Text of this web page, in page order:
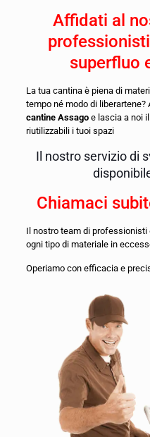
Affidati al
superfluo
La tua cantina è piena di
tempo né modo di
cantine Assago e lascia a noi
riutilizzabili i tuoi spazi
Il nostro servizio di
Chiamaci
Il nostro team di professionisti
ogni tipo di materiale in
Operiamo con efficacia e